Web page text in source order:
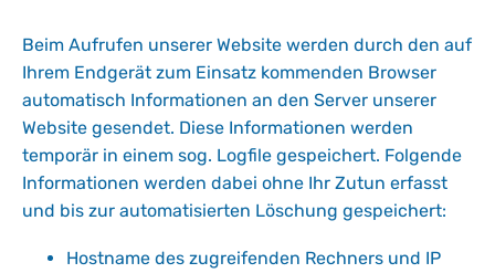
Beim Aufrufen unserer Website werden durch den auf
Ihrem Endgerät zum Einsatz kommenden Browser
automatisch Informationen an den Server unserer
Website gesendet. Diese Informationen werden
temporär in einem sog. Logfile gespeichert. Folgende
Informationen werden dabei ohne Ihr Zutun erfasst
und bis zur automatisierten Löschung gespeichert:
Hostname des zugreifenden Rechners und IP